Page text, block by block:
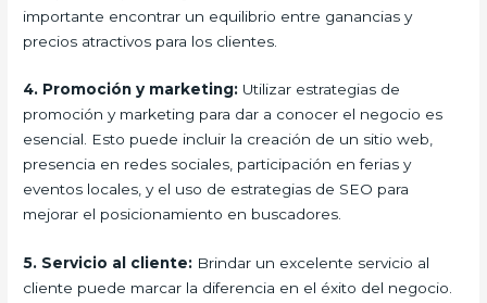
importante encontrar un equilibrio entre ganancias y
precios atractivos para los clientes.
4. Promoción y marketing: Utilizar estrategias de
promoción y marketing para dar a conocer el negocio es
esencial. Esto puede incluir la creación de un sitio web,
presencia en redes sociales, participación en ferias y
eventos locales, y el uso de estrategias de SEO para
mejorar el posicionamiento en buscadores.
5. Servicio al cliente: Brindar un excelente servicio al
cliente puede marcar la diferencia en el éxito del negocio.